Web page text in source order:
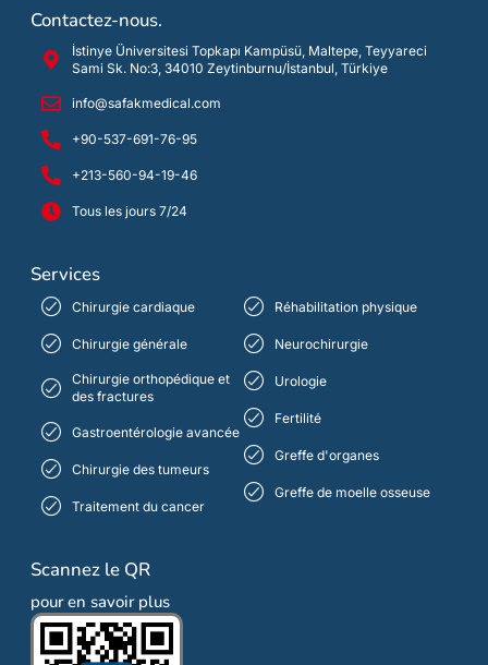
Contactez-nous.
İstinye Üniversitesi Topkapı Kampüsü, Maltepe, Teyyareci
Sami Sk. No:3, 34010 Zeytinburnu/İstanbul, Türkiye
info@safakmedical.com
+90-537-691-76-95
+213-560-94-19-46
Tous les jours 7/24
Services
Chirurgie cardiaque
Chirurgie générale
Chirurgie orthopédique et
des fractures
Gastroentérologie avancée
Chirurgie des tumeurs
Traitement du cancer
Réhabilitation physique
Neurochirurgie
Urologie
Fertilité
Greffe d'organes
Greffe de moelle osseuse
Scannez le QR
pour en savoir plus